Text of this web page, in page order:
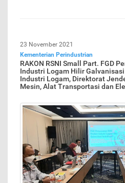
23 November 2021
Kementerian Perindustrian
RAKON RSNI Small Part. FGD
Industri Logam Hilir
Industri Logam, Direktorat
Mesin, Alat Transportasi dan